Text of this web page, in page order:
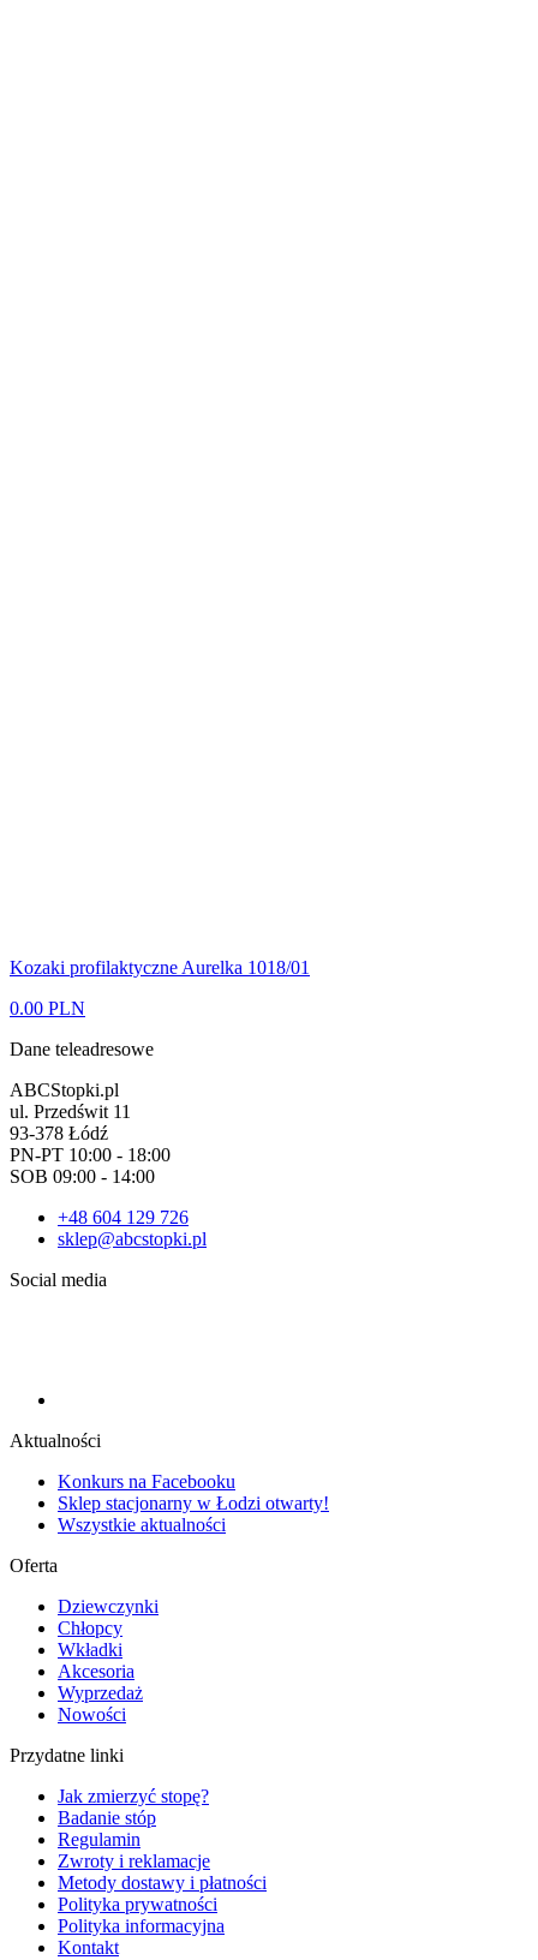
Kozaki profilaktyczne Aurelka 1018/01
0.00 PLN
Dane teleadresowe
ABCStopki.pl
ul. Przedświt 11
93-378 Łódź
PN-PT 10:00 - 18:00
SOB 09:00 - 14:00
+48 604 129 726
sklep@abcstopki.pl
Social media
Aktualności
Konkurs na Facebooku
Sklep stacjonarny w Łodzi otwarty!
Wszystkie aktualności
Oferta
Dziewczynki
Chłopcy
Wkładki
Akcesoria
Wyprzedaż
Nowości
Przydatne linki
Jak zmierzyć stopę?
Badanie stóp
Regulamin
Zwroty i reklamacje
Metody dostawy i płatności
Polityka prywatności
Polityka informacyjna
Kontakt